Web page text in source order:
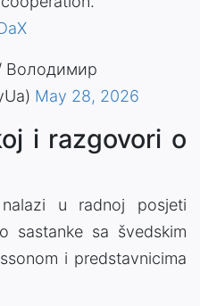
Володимир
May 28, 2026
i razgovori o
u radnoj posjeti
sastanke sa švedskim
i predstavnicima